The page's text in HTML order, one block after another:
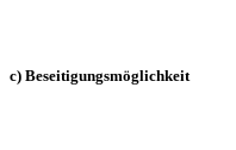
c) Beseitigungsmöglichkeit